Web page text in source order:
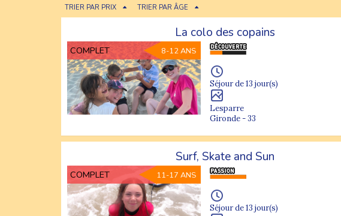
TRIER PAR PRIX TRIER PAR ÂGE
La colo des copains
COMPLET 8-12 ANS
Séjour de 13 jour(s)
Lesparre
Gironde - 33
Surf, Skate and Sun
COMPLET 11-17 ANS
Séjour de 13 jour(s)